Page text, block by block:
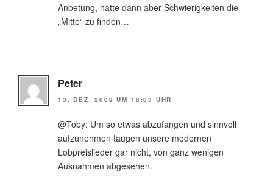
Anbetung, hatte dann aber Schwierigkeiten die
„Mitte“ zu finden…
Peter
13. DEZ. 2009 UM 18:03 UHR
@Toby: Um so etwas abzufangen und sinnvoll
aufzunehmen taugen unsere modernen
Lobpreislieder gar nicht, von ganz wenigen
Ausnahmen abgesehen.